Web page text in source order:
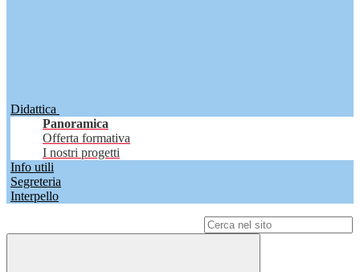
Didattica
Panoramica
Offerta formativa
I nostri progetti
Info utili
Segreteria
Interpello